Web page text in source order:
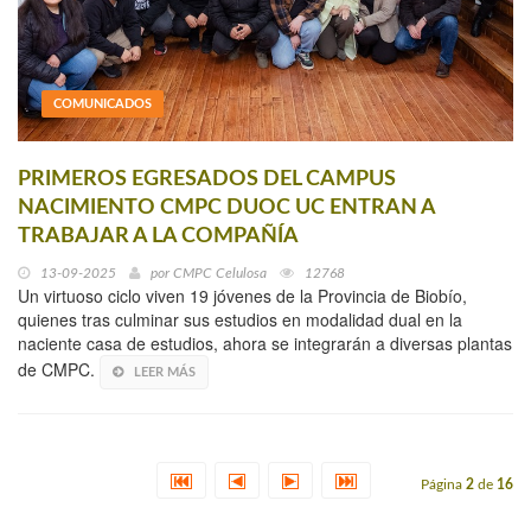
COMUNICADOS
PRIMEROS EGRESADOS DEL CAMPUS
NACIMIENTO CMPC DUOC UC ENTRAN A
TRABAJAR A LA COMPAÑÍA
13-09-2025 por CMPC Celulosa 12768
Un virtuoso ciclo viven 19 jóvenes de la Provincia de Biobío,
quienes tras culminar sus estudios en modalidad dual en la
naciente casa de estudios, ahora se integrarán a diversas plantas
de CMPC.
LEER MÁS
Página 2 de 16